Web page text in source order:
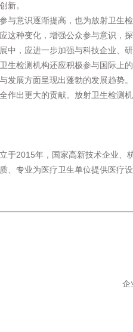
新。
与意识逐渐提高，也为放射卫生
这种变化，增强公众参与意识，
中，应进一步加强与科技企业、
生检测机构还应积极参与国际上
发展方面呈现出蓬勃的发展趋势
作出更大的贡献。放射卫生检测
于2015年，国家高新技术企业、
、专业为医疗卫生单位提供医疗
企